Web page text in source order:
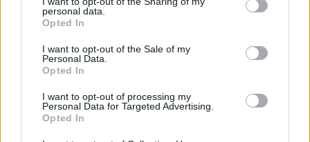
personal data.
Opted In
I want to opt-out of the Sale of my
Personal Data.
Opted In
I want to opt-out of processing my
Personal Data for Targeted Advertising.
Opted In
Az előfizetés a következőket tartalmazza:
Portfolio.hu teljes cikkarchívum
Kötéslisták: BÉT elmúlt 2 év napon belüli
kötéslistái
Előfizetés